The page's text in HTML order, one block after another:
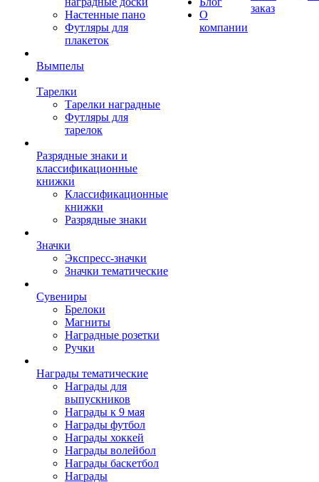
Настенные пано
Футляры для
плакеток
Вымпелы
Тарелки
Тарелки наградные
Футляры для
тарелок
Разрядные знаки и
классификационные
книжки
Классификационные
книжки
Разрядные знаки
Значки
Экспресс-значки
Значки тематические
Сувениры
Брелоки
Магниты
Наградные розетки
Ручки
Награды тематические
Награды для
выпускников
Награды к 9 мая
Награды футбол
Награды хоккей
Награды волейбол
Награды баскетбол
Награды
О
компании
заказ